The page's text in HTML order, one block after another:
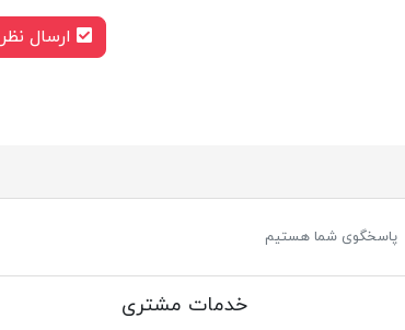
ارسال نظر
پاسخگوی شما هستیم
خدمات مشتری